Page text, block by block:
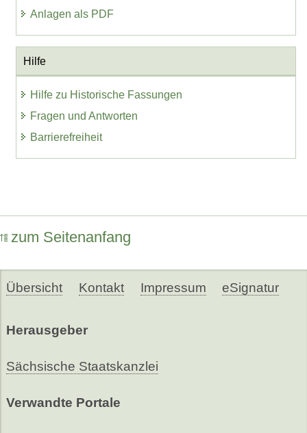
Anlagen als PDF
Hilfe
Hilfe zu Historische Fassungen
Fragen und Antworten
Barrierefreiheit
zum Seitenanfang
Übersicht Kontakt Impressum eSignatur
Herausgeber
Sächsische Staatskanzlei
Verwandte Portale